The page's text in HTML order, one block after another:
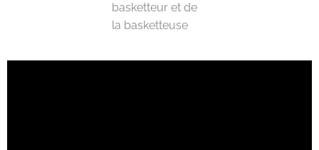
basketteur et de
la basketteuse